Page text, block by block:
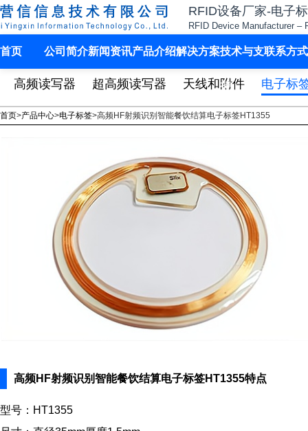
RFID设备厂家-电子
RFID Device Manufacturer –
首页 公司简介新闻资讯产品介绍解决方案技术与支
持
联系方式
高频读写器 超高频读写器 天线和附件 电子标
首页>产品中心>电子标签>高频HF射频识别智能餐饮结算电子标签HT1355
高频HF射频识别智能餐饮结算电子标签HT1355特点
型号：HT1355